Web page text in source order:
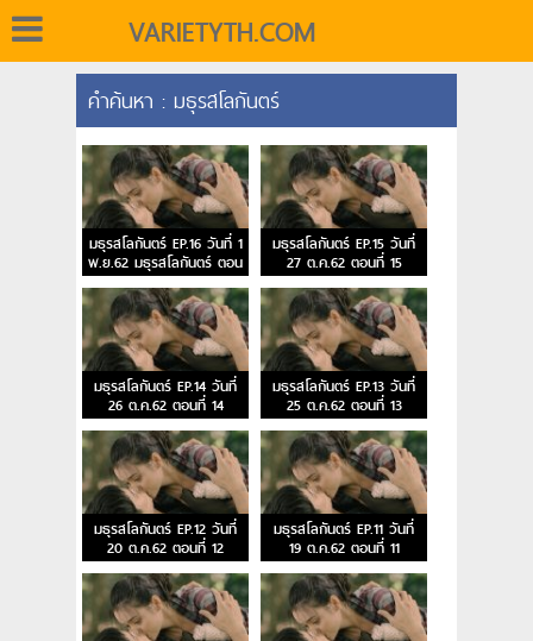
VARIETYTH.COM
คำค้นหา : มธุรสโลกันตร์
มธุรสโลกันตร์ EP.16 วันที่ 1
พ.ย.62 มธุรสโลกันตร์ ตอน
จบ
มธุรสโลกันตร์ EP.15 วันที่
27 ต.ค.62 ตอนที่ 15
มธุรสโลกันตร์ EP.14 วันที่
26 ต.ค.62 ตอนที่ 14
มธุรสโลกันตร์ EP.13 วันที่
25 ต.ค.62 ตอนที่ 13
มธุรสโลกันตร์ EP.12 วันที่
20 ต.ค.62 ตอนที่ 12
มธุรสโลกันตร์ EP.11 วันที่
19 ต.ค.62 ตอนที่ 11